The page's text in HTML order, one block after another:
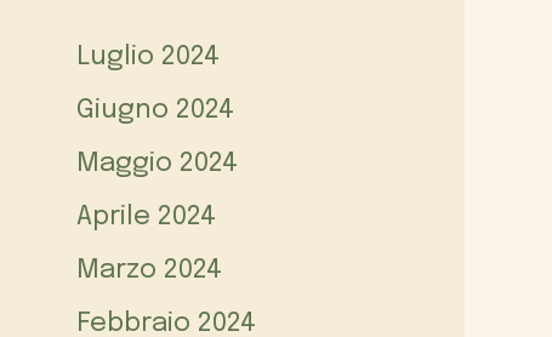
Luglio 2024
Giugno 2024
Maggio 2024
Aprile 2024
Marzo 2024
Febbraio 2024